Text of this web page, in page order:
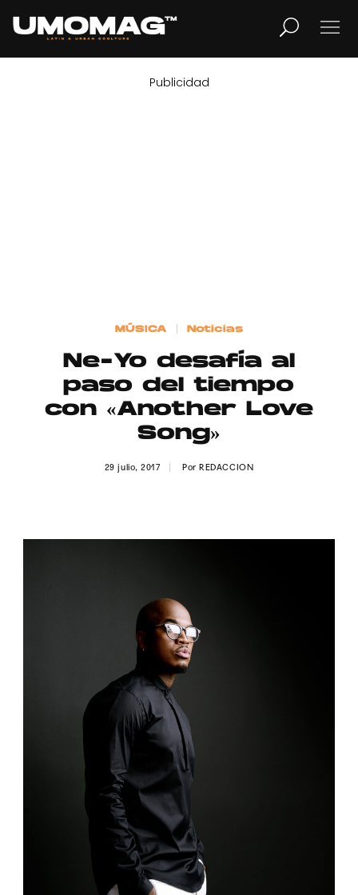
LIFESTYLE
Contacto
Aviso Legal
Publicidad
MÚSICA Noticias
Ne-Yo desafía al
paso del tiempo
con «Another Love
Song»
29 julio, 2017 PorREDACCION